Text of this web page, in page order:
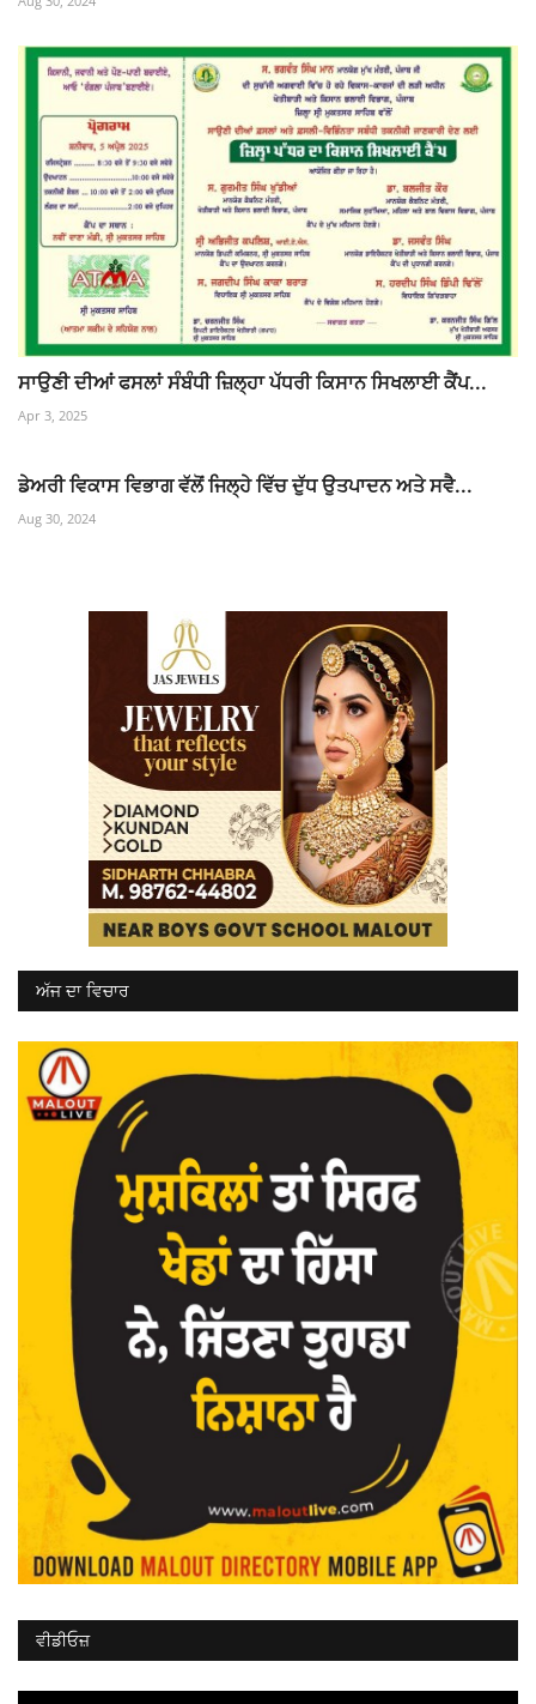
ਸਾਉਣੀ ਦੀਆਂ ਫਸਲਾਂ ਸੰਬੰਧੀ ਜ਼ਿਲ੍ਹਾ ਪੱਧਰੀ ਕਿਸਾਨ ਸਿਖਲਾਈ ਕੈਂਪ...
Apr 3, 2025
ਡੇਅਰੀ ਵਿਕਾਸ ਵਿਭਾਗ ਵੱਲੋਂ ਜਿਲ੍ਹੇ ਵਿੱਚ ਦੁੱਧ ਉਤਪਾਦਨ ਅਤੇ ਸਵੈ...
Aug 30, 2024
ਅੱਜ ਦਾ ਵਿਚਾਰ
ਵੀਡੀਓਜ਼